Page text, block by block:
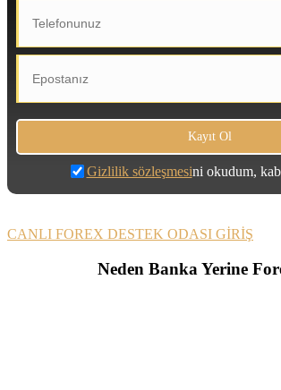
Gizlilik sözleşmesini okudum,
CANLI FOREX DESTEK ODASI GİRİŞ
Neden Banka Yerine